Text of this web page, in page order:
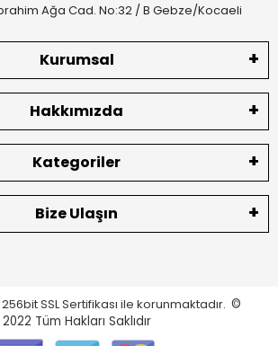
Ağa Cad. No:32 / B Gebze/Kocaeli
Kurumsal
Hakkımızda
Kategoriler
Bize Ulaşın
SSL Sertifikası ile korunmaktadır. ©
2022 Tüm Hakları Saklıdır